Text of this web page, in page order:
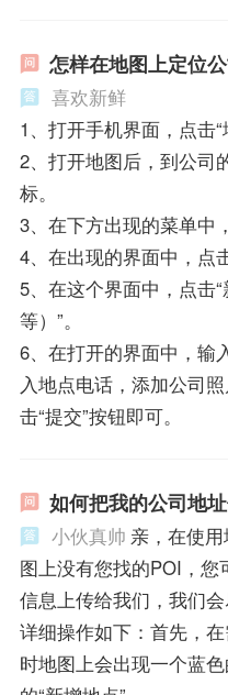
怎样在地图上定位
喜欢新鲜
1、打开手机界面，点击“
2、打开地图后，到公司
标。
3、在下方出现的菜单中
4、在出现的界面中，点
5、在这个界面中，点击
等）”。
6、在打开的界面中，输
入地点电话，添加公司
击“提交”按钮即可。
如何把我的公司地
小伙真帅 亲，在使
图上没有您找的POI，
信息上传给我们，我们
详细操作如下：首先，
时地图上会出现一个蓝